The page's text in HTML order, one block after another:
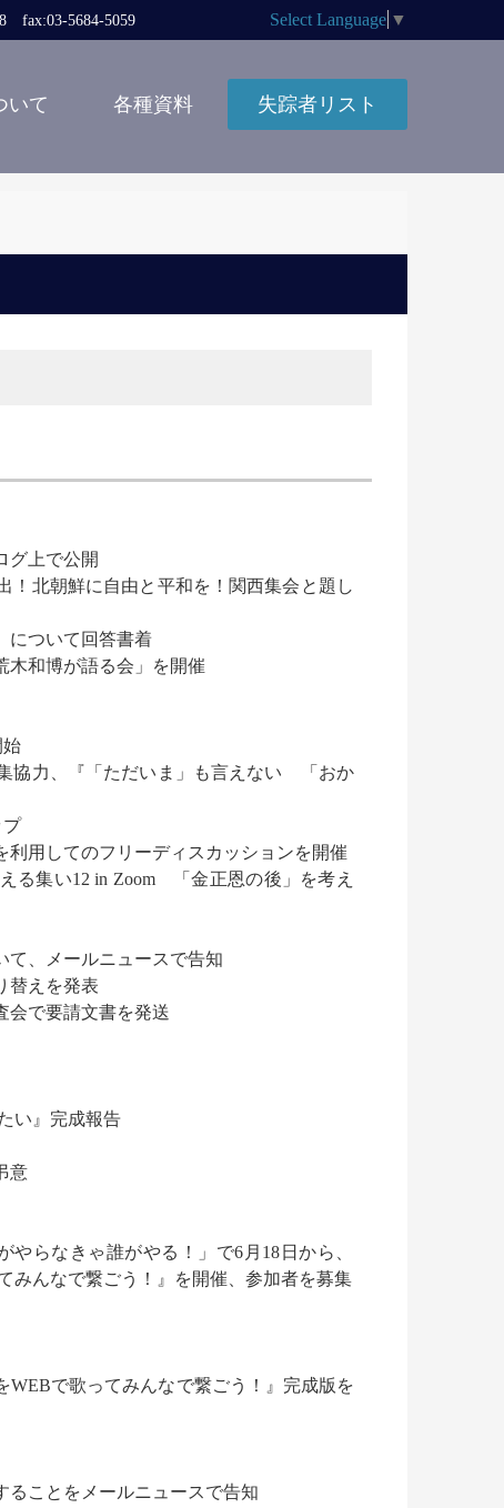
fax:03-5684-5059 Select Language ▼
いて 各種資料 失踪者リスト
グ上で公開
北朝鮮に自由と平和を！関西集会と題し
について回答書着
和博が語る会」を開催
協力、『「ただいま」も言えない 「おか
用してのフリーディスカッションを開催
る集い12 in Zoom 「金正恩の後」を考え
、メールニュースで告知
替えを発表
で要請文書を発送
い』完成報告
意
らなきゃ誰がやる！」で6月18日から、
みんなで繋ごう！』を開催、参加者を募集
で歌ってみんなで繋ごう！』完成版を
ことをメールニュースで告知